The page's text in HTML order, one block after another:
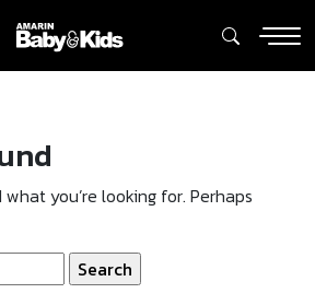
you’re looking for. Perhaps